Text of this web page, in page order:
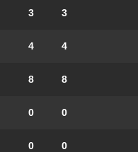
3
3
4
4
8
8
0
0
0
0